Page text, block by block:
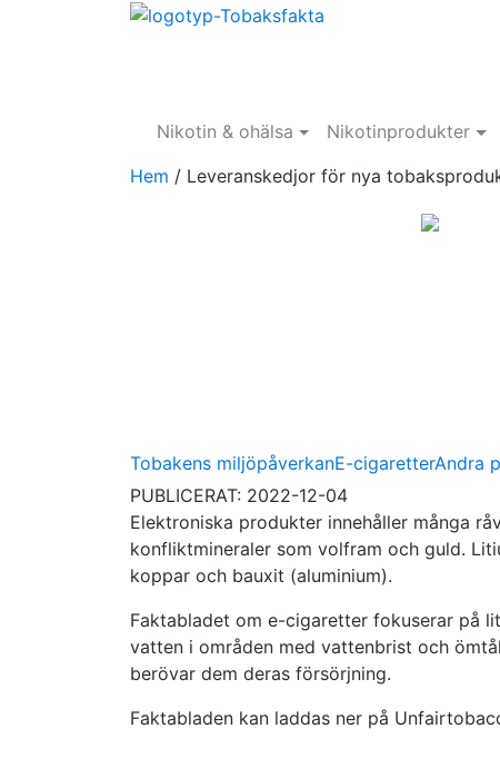
Nikotin & ohälsa Nikotinprodukter
Hem / Leveranskedjor för nya
Tobakens miljöpåverkanE-cigaretterAndra
PUBLICERAT: 2022-12-04
Elektroniska produkter innehåller många
konfliktmineraler som volfram och guld.
koppar och bauxit (aluminium).
Faktabladet om e-cigaretter fokuserar på
vatten i områden med vattenbrist och
berövar dem deras försörjning.
Faktabladen kan laddas ner på